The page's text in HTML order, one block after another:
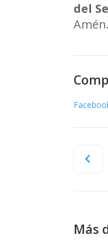
del
Amén.
Más